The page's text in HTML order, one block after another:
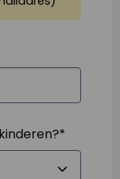
*